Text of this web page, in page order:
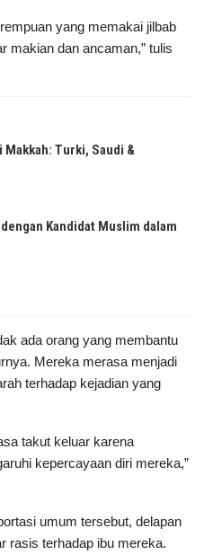
yang memakai jilbab
makian dan ancaman,” tulis
Makkah: Turki, Saudi &
Kandidat Muslim dalam
ada orang yang membantu
Mereka merasa menjadi
terhadap kejadian yang
takut keluar karena
kepercayaan diri mereka,”
umum tersebut, delapan
rasis terhadap ibu mereka.